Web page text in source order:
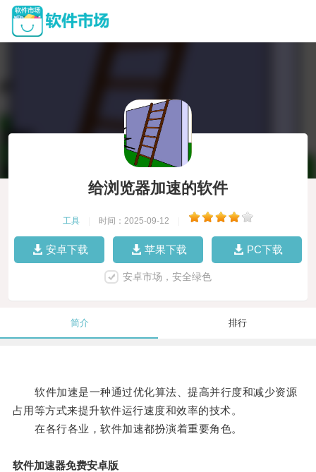
给浏览器加速的软件
工具 时间：2025-09-12
安卓下载 苹果下载 PC下载
安卓市场，安全绿色
简介 排行
软件加速是一种通过优化算法、提高并行度和减少资源
占用等方式来提升软件运行速度和效率的技术。
在各行各业，软件加速都扮演着重要角色。
软件加速器免费安卓版